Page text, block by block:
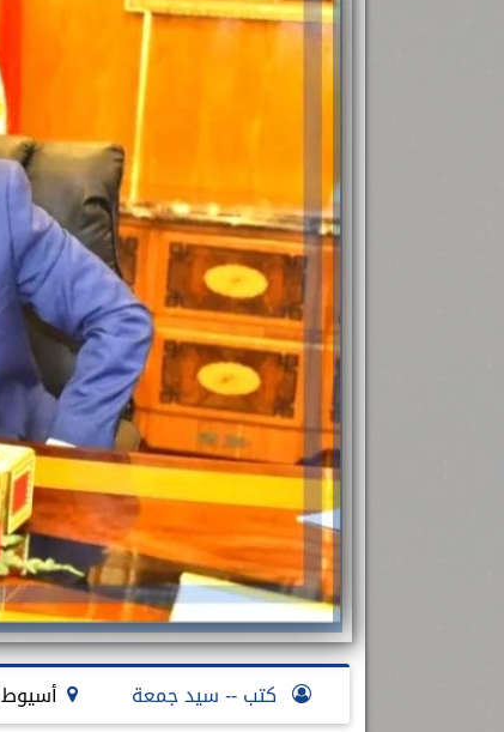
كتب -- سيد جمعة أسيوط
...